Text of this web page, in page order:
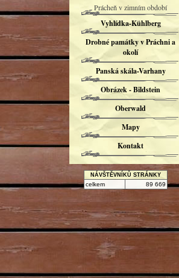
Prácheň v zimním období
Vyhlídka-Kühlberg
Drobné památky v Práchni a
okolí
Panská skála-Varhany
Obrázek - Bildstein
Oberwald
Mapy
Kontakt
NÁVŠTĚVNÍKŮ STRÁNKY
celkem 89 669